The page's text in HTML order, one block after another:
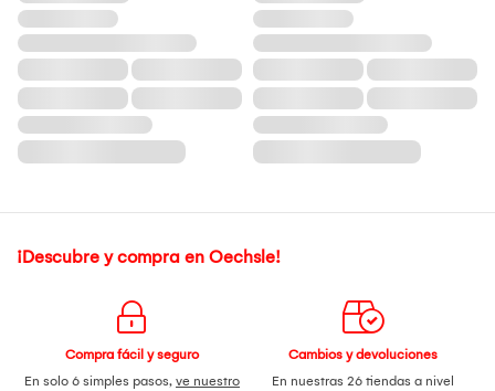
¡Descubre y compra en Oechsle!
Compra fácil y seguro
En solo 6 simples pasos, ve nuestro
Cambios y devoluciones
En nuestras 26 tiendas a nivel